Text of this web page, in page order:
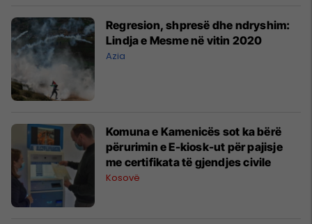
Regresion, shpresë dhe ndryshim:
Lindja e Mesme në vitin 2020
Azia
Komuna e Kamenicës sot ka bërë
përurimin e E-kiosk-ut për pajisje
me certifikata të gjendjes civile
Kosovë